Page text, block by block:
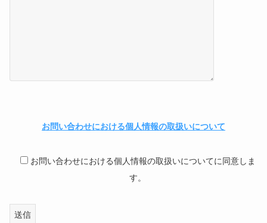
お問い合わせにおける個人情報の取扱いについて
お問い合わせにおける個人情報の取扱いについてに同意しま
す。